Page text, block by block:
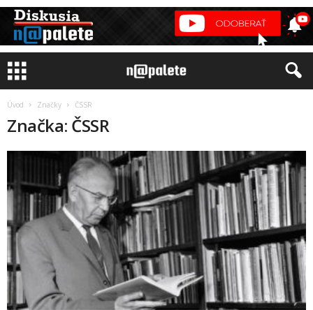
Úvod Značky ČSSR
Značka: ČSSR